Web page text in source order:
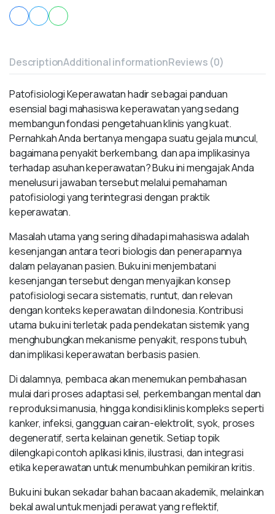
DescriptionAdditional informationReviews (0)
Patofisiologi Keperawatan hadir sebagai panduan
esensial bagi mahasiswa keperawatan yang sedang
membangun fondasi pengetahuan klinis yang kuat.
Pernahkah Anda bertanya mengapa suatu gejala muncul,
bagaimana penyakit berkembang, dan apa implikasinya
terhadap asuhan keperawatan? Buku ini mengajak Anda
menelusuri jawaban tersebut melalui pemahaman
patofisiologi yang terintegrasi dengan praktik
keperawatan.
Masalah utama yang sering dihadapi mahasiswa adalah
kesenjangan antara teori biologis dan penerapannya
dalam pelayanan pasien. Buku ini menjembatani
kesenjangan tersebut dengan menyajikan konsep
patofisiologi secara sistematis, runtut, dan relevan
dengan konteks keperawatan di Indonesia. Kontribusi
utama buku ini terletak pada pendekatan sistemik yang
menghubungkan mekanisme penyakit, respons tubuh,
dan implikasi keperawatan berbasis pasien.
Di dalamnya, pembaca akan menemukan pembahasan
mulai dari proses adaptasi sel, perkembangan mental dan
reproduksi manusia, hingga kondisi klinis kompleks seperti
kanker, infeksi, gangguan cairan-elektrolit, syok, proses
degeneratif, serta kelainan genetik. Setiap topik
dilengkapi contoh aplikasi klinis, ilustrasi, dan integrasi
etika keperawatan untuk menumbuhkan pemikiran kritis.
Buku ini bukan sekadar bahan bacaan akademik, melainkan
bekal awal untuk menjadi perawat yang reflektif,